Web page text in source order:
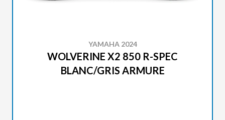
YAMAHA 2024
WOLVERINE X2 850 R-SPEC
BLANC/GRIS ARMURE